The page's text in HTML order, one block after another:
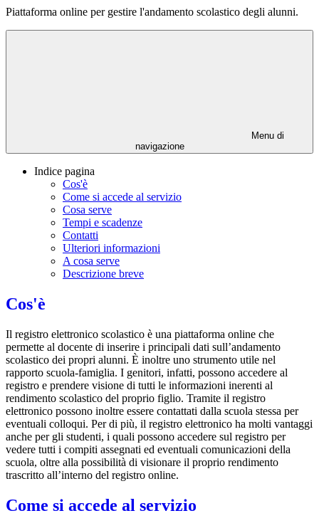
Piattaforma online per gestire l'andamento scolastico degli alunni.
Menu di
navigazione
Indice pagina
Cos'è
Come si accede al servizio
Cosa serve
Tempi e scadenze
Contatti
Ulteriori informazioni
A cosa serve
Descrizione breve
Cos'è
Il registro elettronico scolastico è una piattaforma online che
permette al docente di inserire i principali dati sull’andamento
scolastico dei propri alunni. È inoltre uno strumento utile nel
rapporto scuola-famiglia. I genitori, infatti, possono accedere al
registro e prendere visione di tutti le informazioni inerenti al
rendimento scolastico del proprio figlio. Tramite il registro
elettronico possono inoltre essere contattati dalla scuola stessa per
eventuali colloqui. Per di più, il registro elettronico ha molti vantaggi
anche per gli studenti, i quali possono accedere sul registro per
vedere tutti i compiti assegnati ed eventuali comunicazioni della
scuola, oltre alla possibilità di visionare il proprio rendimento
trascritto all’interno del registro online.
Come si accede al servizio